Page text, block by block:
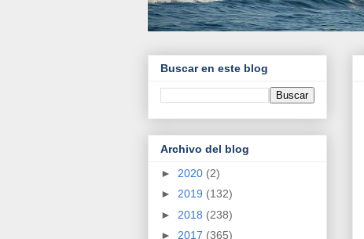
Buscar en este blog
Archivo del blog
► 2020 (2)
► 2019 (132)
► 2018 (238)
► 2017 (365)